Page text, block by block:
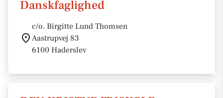
Danskfaglighed
c/o. Birgitte Lund Thomsen
Aastrupvej 83
6100 Haderslev